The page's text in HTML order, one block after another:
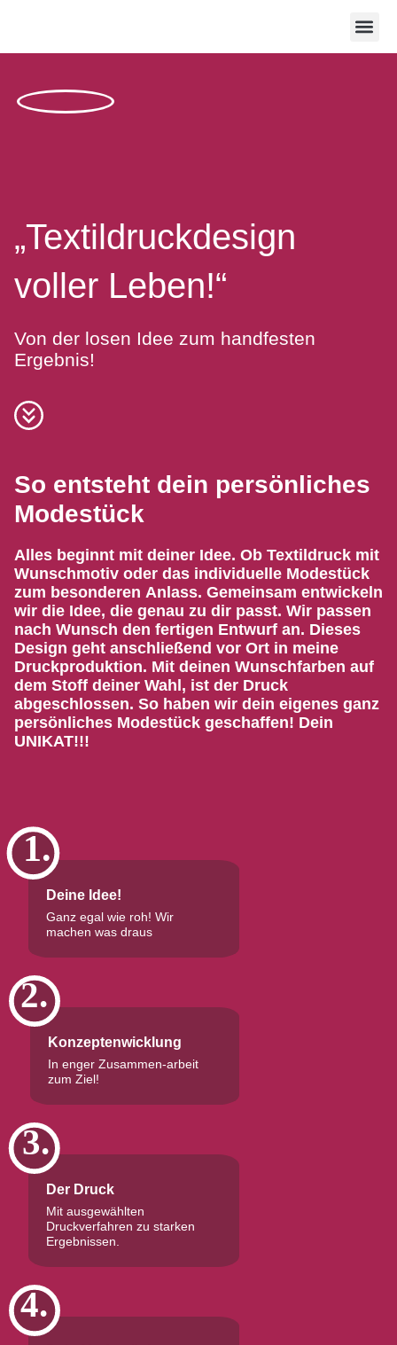
„Textildruckdesign
voller Leben!“
Von der losen Idee zum handfesten
Ergebnis!
So entsteht dein persönliches
Modestück
Alles beginnt mit deiner Idee. Ob Textildruck mit
Wunschmotiv oder das individuelle Modestück
zum besonderen Anlass. Gemeinsam entwickeln
wir die Idee, die genau zu dir passt. Wir passen
nach Wunsch den fertigen Entwurf an. Dieses
Design geht anschließend vor Ort in meine
Druckproduktion. Mit deinen Wunschfarben auf
dem Stoff deiner Wahl, ist der Druck
abgeschlossen. So haben wir dein eigenes ganz
persönliches Modestück geschaffen! Dein
UNIKAT!!!
1.
Deine Idee!
Ganz egal wie roh! Wir
machen was draus
2.
Konzeptenwicklung
In enger Zusammen-arbeit
zum Ziel!
3.
Der Druck
Mit ausgewählten
Druckverfahren zu starken
Ergebnissen.
4.